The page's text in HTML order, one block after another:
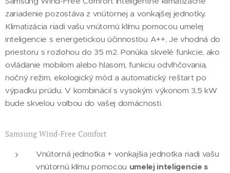
zariadenie pozostáva z vnútornej a vonkajšej jednotky.
Klimatizácia riadi vašu vnútornú klímu pomocou umelej
inteligencie s energetickou účinnosťou A++. Je vhodná do
priestoru s rozlohou do 35 m2. Ponúka skvelé funkcie, ako
ovládanie mobilom alebo hlasom, funkciu odvlhčovania,
nočný režim, ekologický mód a automatický reštart po
výpadku prúdu. V kombinácií s vysokým výkonom 3,5 kW
bude skvelou voľbou do vašej domácnosti.
Samsung Wind-Free Comfort
Vnútorná jednotka + vonkajšia jednotka riadi vašu
vnútornú klímu pomocou umelej inteligencie s